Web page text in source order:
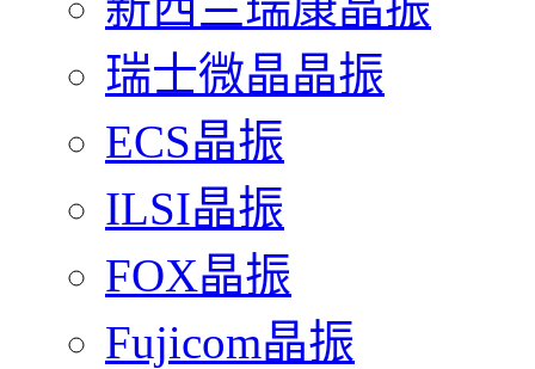
瑞士微晶晶振
ECS晶振
ILSI晶振
FOX晶振
Fujicom晶振